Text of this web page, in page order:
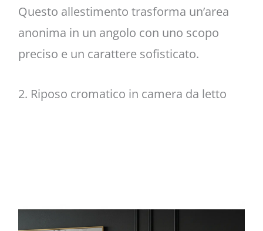
Questo allestimento trasforma un’area
anonima in un angolo con uno scopo
preciso e un carattere sofisticato.
2. Riposo cromatico in camera da letto